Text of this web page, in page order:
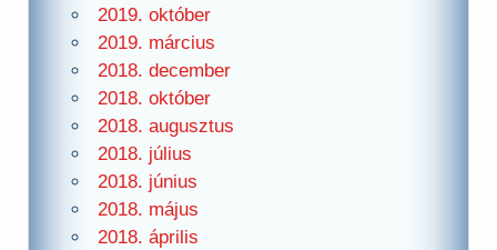
2019. október
2019. március
2018. december
2018. október
2018. augusztus
2018. július
2018. június
2018. május
2018. április